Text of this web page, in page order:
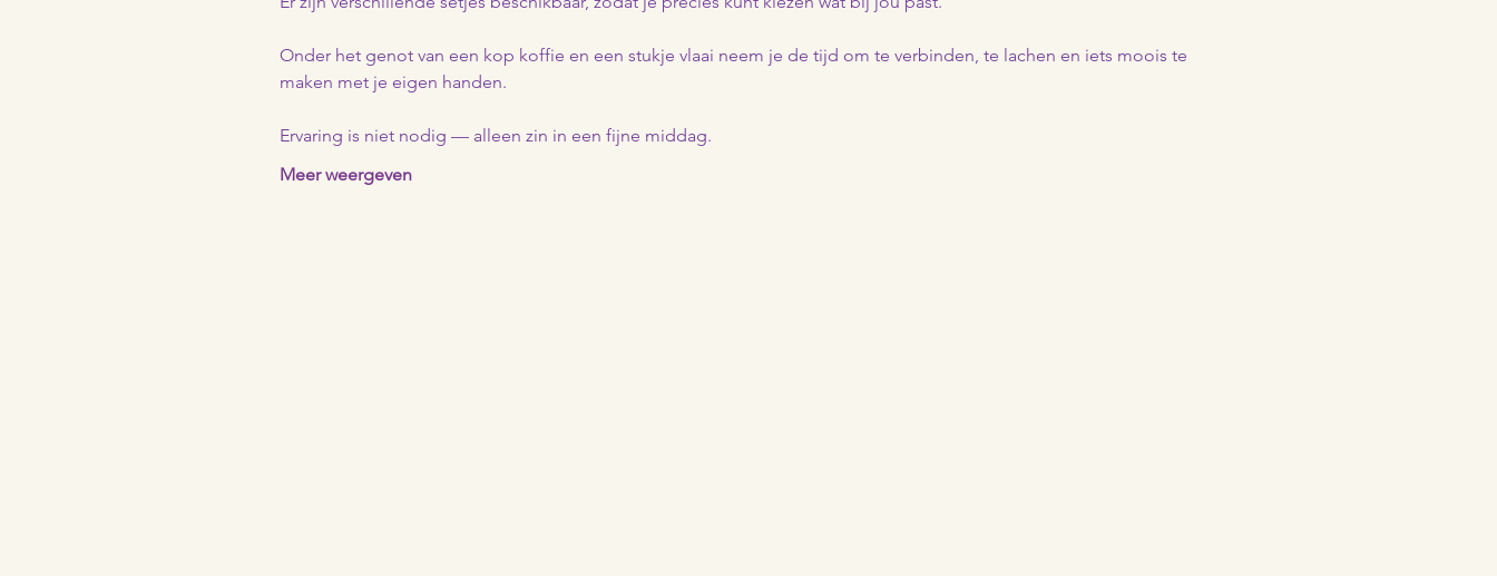
Onder het genot van een kop koffie en een stukje vlaai neem je de tijd om te verbinden, te lachen en iets moois te
maken met je eigen handen.
Ervaring is niet nodig — alleen zin in een fijne middag.
Meer weergeven